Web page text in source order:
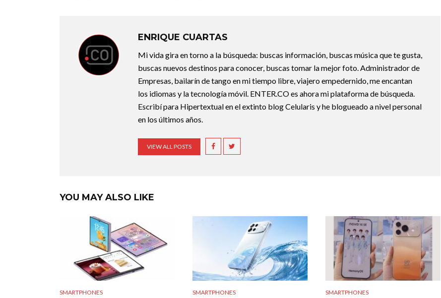
ENRIQUE CUARTAS
Mi vida gira en torno a la búsqueda: buscas información, buscas música que te gusta,
buscas nuevos destinos para conocer, buscas tomar la mejor foto. Administrador de
Empresas, bailarín de tango en mi tiempo libre, viajero empedernido, me encantan
los idiomas y la tecnología móvil. ENTER.CO es ahora mi plataforma de búsqueda.
Escribí para Hipertextual en el extinto blog Celularis y he blogueado a nivel personal
en los últimos años.
VIEW ALL POSTS
YOU MAY ALSO LIKE
SMARTPHONES SMARTPHONES SMARTPHONES